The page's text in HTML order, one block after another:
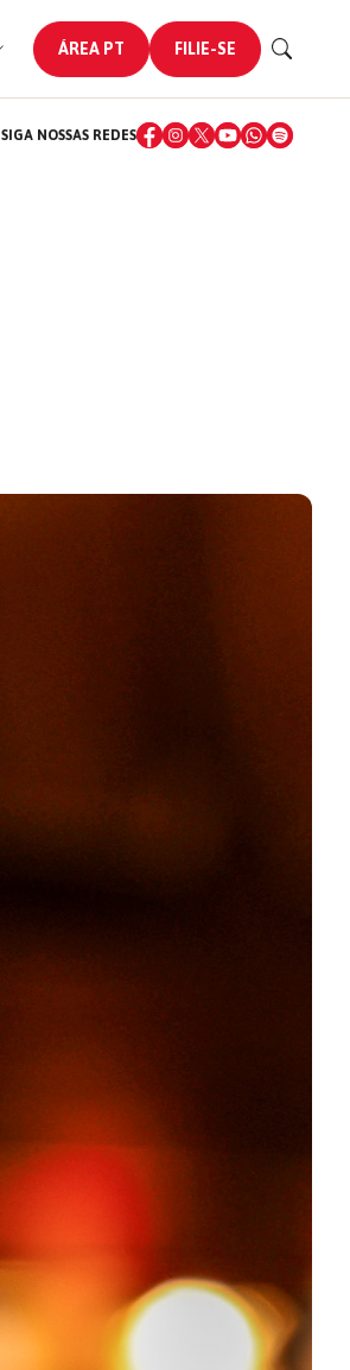
ÁREA PT FILIE-SE
SIGA NOSSAS REDES